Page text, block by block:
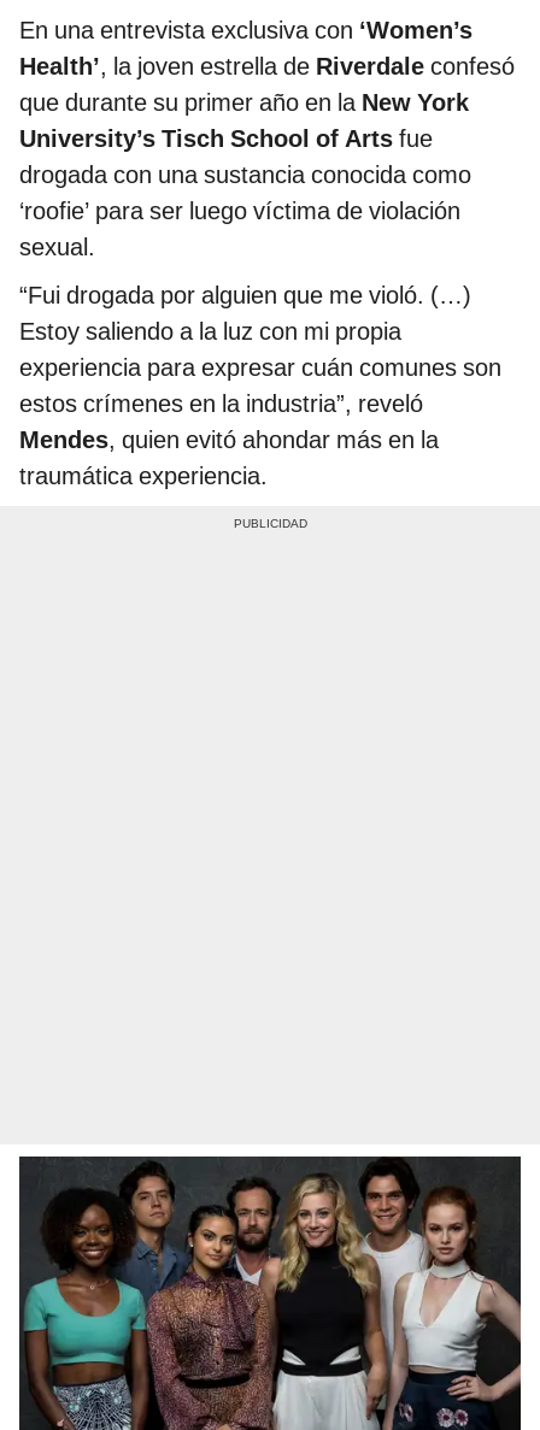
En una entrevista exclusiva con ‘Women’s
Health’, la joven estrella de Riverdale confesó
que durante su primer año en la New York
University’s Tisch School of Arts fue
drogada con una sustancia conocida como
‘roofie’ para ser luego víctima de violación
sexual.
“Fui drogada por alguien que me violó. (…)
Estoy saliendo a la luz con mi propia
experiencia para expresar cuán comunes son
estos crímenes en la industria”, reveló
Mendes, quien evitó ahondar más en la
traumática experiencia.